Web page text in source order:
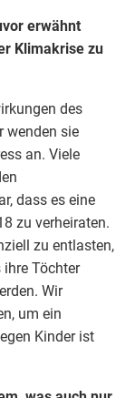
erwähnt
Klimakrise zu
des
wenden sie
an. Viele
dass es eine
zu verheiraten.
zu entlasten,
Töchter
Wir
um ein
Kinder ist